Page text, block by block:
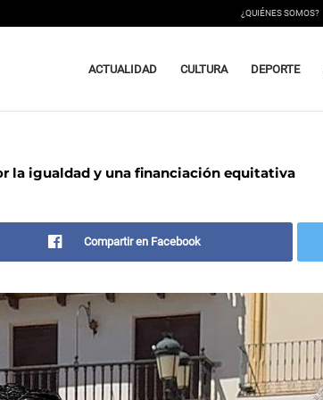
¿QUIÉNES SOMOS?
ACTUALIDAD CULTURA DEPORTE
la igualdad y una financiación equitativa
Compartir en Facebook